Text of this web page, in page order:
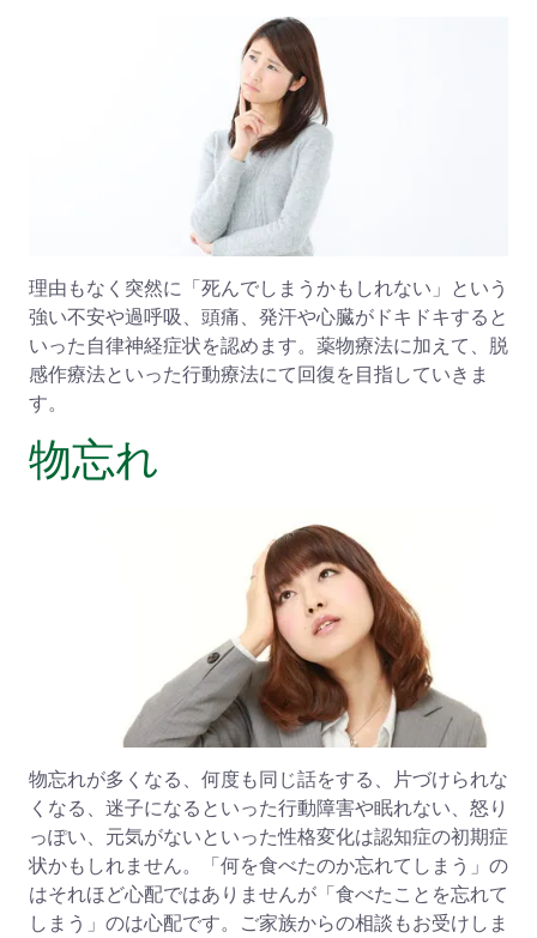
理由もなく突然に「死んでしまうかもしれない」という
強い不安や過呼吸、頭痛、発汗や心臓がドキドキすると
いった自律神経症状を認めます。薬物療法に加えて、脱
感作療法といった行動療法にて回復を目指していきま
す。
物忘れ
物忘れが多くなる、何度も同じ話をする、片づけられな
くなる、迷子になるといった行動障害や眠れない、怒り
っぽい、元気がないといった性格変化は認知症の初期症
状かもしれません。「何を食べたのか忘れてしまう」の
はそれほど心配ではありませんが「食べたことを忘れて
しまう」のは心配です。ご家族からの相談もお受けしま